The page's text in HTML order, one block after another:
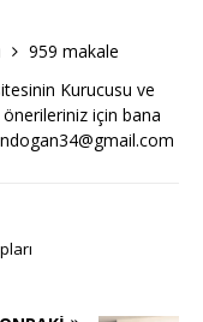
959 makale
Kurucusu ve
için bana